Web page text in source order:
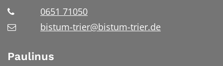
0651 71050
bistum-trier@bistum-trier.de
Paulinus